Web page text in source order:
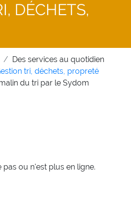
DÉCHETS,
Des services au quotidien
tri, déchets, propreté
du tri par le Sydom
pas ou n'est plus en ligne.